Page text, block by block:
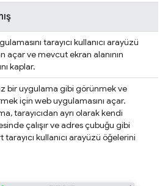
tarayıcı kullanıcı arayüzü
açar ve mevcut ekran alanının
kaplar.
bir uygulama gibi görünmek ve
için web uygulamasını açar.
tarayıcıdan ayrı olarak kendi
çalışır ve adres çubuğu gibi
tarayıcı kullanıcı arayüzü öğelerini